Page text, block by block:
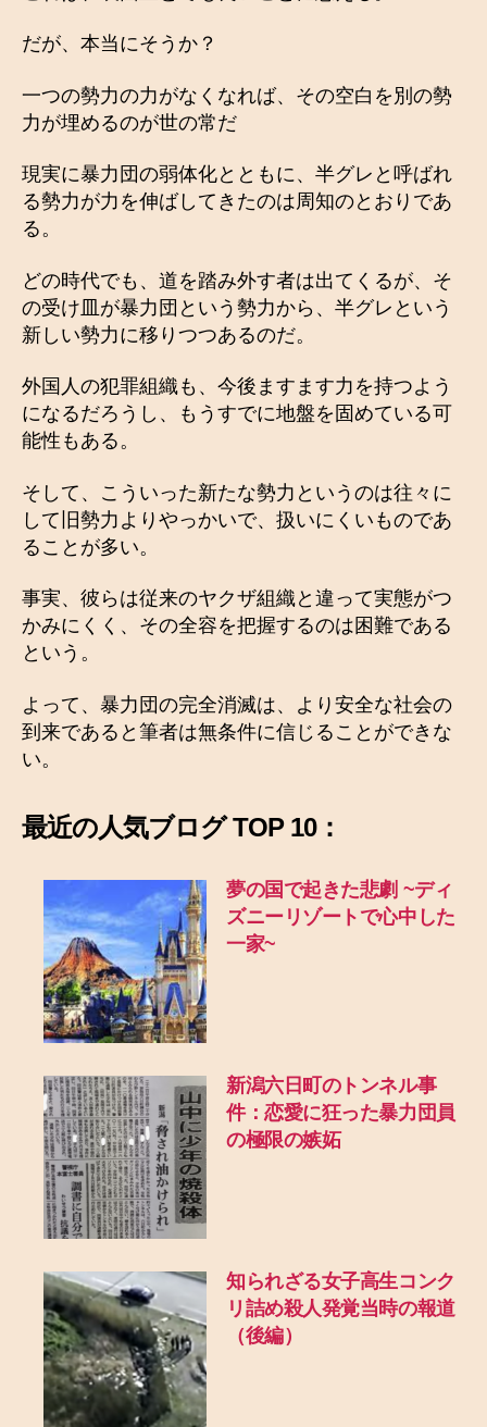
だが、本当にそうか？
一つの勢力の力がなくなれば、その空白を別の勢
力が埋めるのが世の常だ
現実に暴力団の弱体化とともに、半グレと呼ばれ
る勢力が力を伸ばしてきたのは周知のとおりであ
る。
どの時代でも、道を踏み外す者は出てくるが、そ
の受け皿が暴力団という勢力から、半グレという
新しい勢力に移りつつあるのだ。
外国人の犯罪組織も、今後ますます力を持つよう
になるだろうし、もうすでに地盤を固めている可
能性もある。
そして、こういった新たな勢力というのは往々に
して旧勢力よりやっかいで、扱いにくいものであ
ることが多い。
事実、彼らは従来のヤクザ組織と違って実態がつ
かみにくく、その全容を把握するのは困難である
という。
よって、暴力団の完全消滅は、より安全な社会の
到来であると筆者は無条件に信じることができな
い。
最近の人気ブログ TOP 10：
夢の国で起きた悲劇 ~ディ
ズニーリゾートで心中した
一家~
新潟六日町のトンネル事
件：恋愛に狂った暴力団員
の極限の嫉妬
知られざる女子高生コンク
リ詰め殺人発覚当時の報道
（後編）